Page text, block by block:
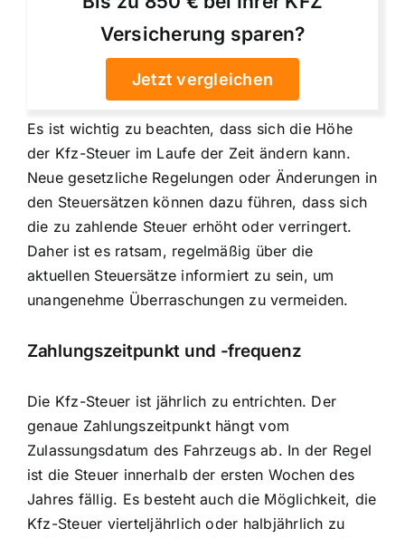
Versicherung sparen?
Jetzt vergleichen
Es ist wichtig zu beachten, dass sich die Höhe
der Kfz-Steuer im Laufe der Zeit ändern kann.
Neue gesetzliche Regelungen oder Änderungen in
den Steuersätzen können dazu führen, dass sich
die zu zahlende Steuer erhöht oder verringert.
Daher ist es ratsam, regelmäßig über die
aktuellen Steuersätze informiert zu sein, um
unangenehme Überraschungen zu vermeiden.
Zahlungszeitpunkt und -frequenz
Die Kfz-Steuer ist jährlich zu entrichten. Der
genaue Zahlungszeitpunkt hängt vom
Zulassungsdatum des Fahrzeugs ab. In der Regel
ist die Steuer innerhalb der ersten Wochen des
Jahres fällig. Es besteht auch die Möglichkeit, die
Kfz-Steuer vierteljährlich oder halbjährlich zu